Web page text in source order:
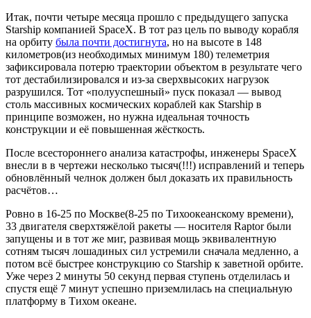
Итак, почти четыре месяца прошло с предыдущего запуска
Starship компанией SpaceX. В тот раз цель по выводу корабля
на орбиту была почти достигнута, но на высоте в 148
километров(из необходимых минимум 180) телеметрия
зафиксировала потерю траектории объектом в результате чего
тот дестабилизировался и из-за сверхвысоких нагрузок
разрушился. Тот «полууспешный» пуск показал — вывод
столь массивных космических кораблей как Starship в
принципе возможен, но нужна идеальная точность
конструкции и её повышенная жёсткость.
После всестороннего анализа катастрофы, инженеры SpaceX
внесли в в чертежи несколько тысяч(!!!) исправлений и теперь
обновлённый челнок должен был доказать их правильность
расчётов…
Ровно в 16-25 по Москве(8-25 по Тихоокеанскому времени),
33 двигателя сверхтяжёлой ракеты — носителя Raptor были
запущены и в тот же миг, развивая мощь эквивалентную
сотням тысяч лошадиных сил устремили сначала медленно, а
потом всё быстрее конструкцию со Starship к заветной орбите.
Уже через 2 минуты 50 секунд первая ступень отделилась и
спустя ещё 7 минут успешно приземлилась на специальную
платформу в Тихом океане.